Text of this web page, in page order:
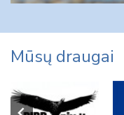
Mūsų draugai